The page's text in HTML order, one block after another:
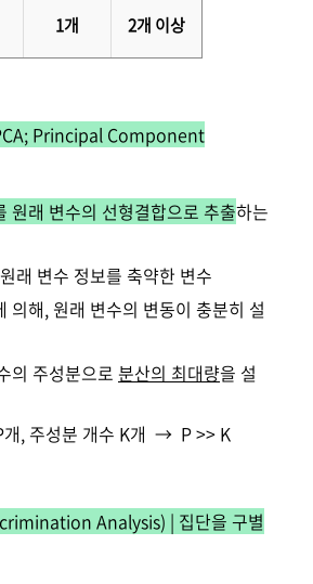
1개 2개 이상
Principal Component
원래 변수의 선형결합으로 추출하는
래 변수 정보를 축약한 변수
의해, 원래 변수의 변동이 충분히 설
의 주성분으로 분산의 최대량을 설
개, 주성분 개수 K개 → P >> K
Analysis) | 집단을 구별